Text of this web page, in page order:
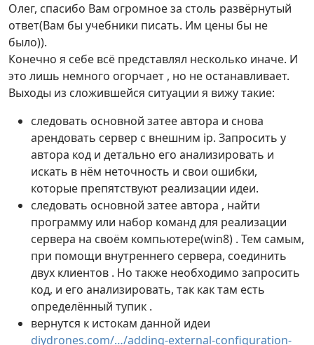
Олег, спасибо Вам огромное за столь развёрнутый
ответ(Вам бы учебники писать. Им цены бы не
было)).
Конечно я себе всё представлял несколько иначе. И
это лишь немного огорчает , но не останавливает.
Выходы из сложившейся ситуации я вижу такие:
следовать основной затее автора и снова
арендовать сервер с внешним ip. Запросить у
автора код и детально его анализировать и
искать в нём неточность и свои ошибки,
которые препятствуют реализации идеи.
следовать основной затее автора , найти
программу или набор команд для реализации
сервера на своём компьютере(win8) . Тем самым,
при помощи внутреннего сервера, соединить
двух клиентов . Но также необходимо запросить
код, и его анализировать, так как там есть
определённый тупик .
вернутся к истокам данной идеи
diydrones.com/…/adding-external-configuration-